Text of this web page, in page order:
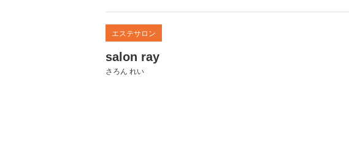
エステサロン
salon ray
さろん れい